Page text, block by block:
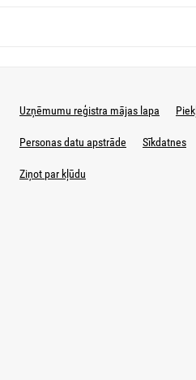
Uzņēmumu reģistra mājas lapa
Personas datu apstrāde Sīkdatnes
Ziņot par kļūdu